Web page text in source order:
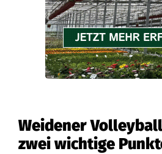
Weidener
zwei wichtige